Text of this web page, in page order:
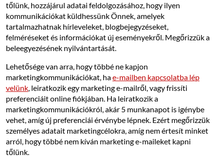
tőlünk, hozzájárul adatai feldolgozásához, hogy ilyen
kommunikációkat küldhessünk Önnek, amelyek
tartalmazhatnak hírleveleket, blogbejegyzéseket,
felméréseket és információkat új eseményekről. Megőrizzük a
beleegyezésének nyilvántartását.
Lehetősége van arra, hogy többé ne kapjon
marketingkommunikációkat, hae-mailben kapcsolatba lép
velünk, leiratkozik egy marketing e-mailről, vagy frissíti
preferenciáit online fiókjában. Ha leiratkozik a
marketingkommunikációkról, akár 5 munkanapot is igénybe
vehet, amíg új preferenciái érvénybe lépnek. Ezért megőrizzük
személyes adatait marketingcélokra, amíg nem értesít minket
arról, hogy többé nem kíván marketing e-maileket kapni
tőlünk.